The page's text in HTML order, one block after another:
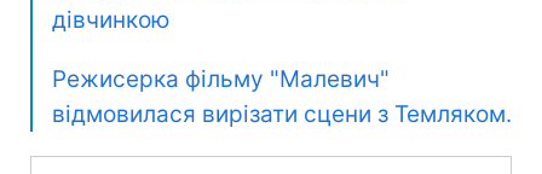
дівчинкою
Режисерка фільму "Малевич"
відмовилася вирізати сцени з Темляком.